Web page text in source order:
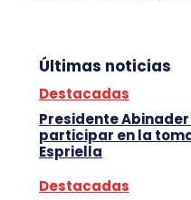
Últimas noticias
Destacadas
Presidente
participar en la
Espriella
Destacadas